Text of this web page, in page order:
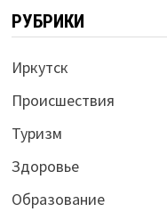
РУБРИКИ
Иркутск
Происшествия
Туризм
Здоровье
Образование